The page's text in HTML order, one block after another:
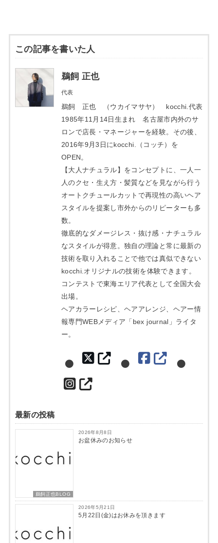
この記事を書いた人
鵜飼 正也
代表
鵜飼 正也 （ウカイマサヤ） kocchi.代表
1985年11月14日生まれ 名古屋市内外のサ
ロンで店長・マネージャーを経験。その後、
2016年9月3日にkocchi.（コッチ）を
OPEN。
【大人ナチュラル】をコンセプトに、一人一
人のクセ・生え方・髪質などを見ながら行う
オートクチュールカットで再現性の高いヘア
スタイルを提案し市外からのリピーターも多
数。
徹底的なダメージレス・抜け感・ナチュラル
なスタイルが得意。独自の理論と常に最新の
技術を取り入れることで他では真似できない
kocchi.オリジナルの技術を体験できます。
コンテストで東海エリア代表として全国大会
出場。
ヘアカラーレシピ、ヘアアレンジ、ヘアー情
報専門WEBメディア「bex journal」ライタ
ー。
最新の投稿
鵜飼正也BLOG
2026年8月8日
お盆休みのお知らせ
2026年5月21日
5月22日(金)はお休みを頂きます